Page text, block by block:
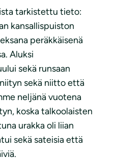
tarkistettu tieto:
kansallispuiston
peräkkäisenä
Aluksi
sekä runsaan
sekä niitto että
neljänä vuotena
koska talkoolaisten
urakka oli liian
sekä sateisia että